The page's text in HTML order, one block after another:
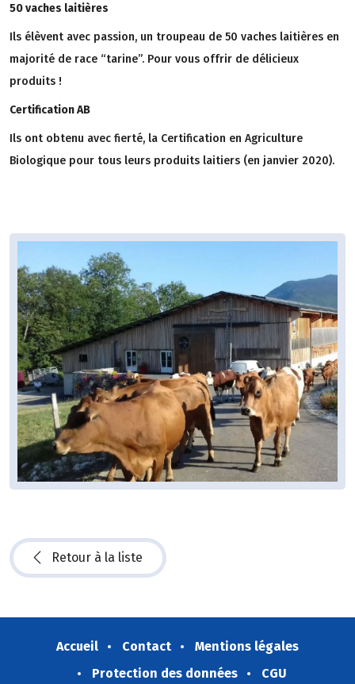
50 vaches laitières
Ils élèvent avec passion, un troupeau de 50 vaches laitières en
majorité de race “tarine”. Pour vous offrir de délicieux
produits !
Certification AB
Ils ont obtenu avec fierté, la Certification en Agriculture
Biologique pour tous leurs produits laitiers (en janvier 2020).
Retour à la liste
Accueil Contact
Mentions légales
Protection des données
CGU